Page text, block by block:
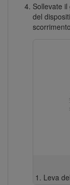
Sollevate
del
Leva